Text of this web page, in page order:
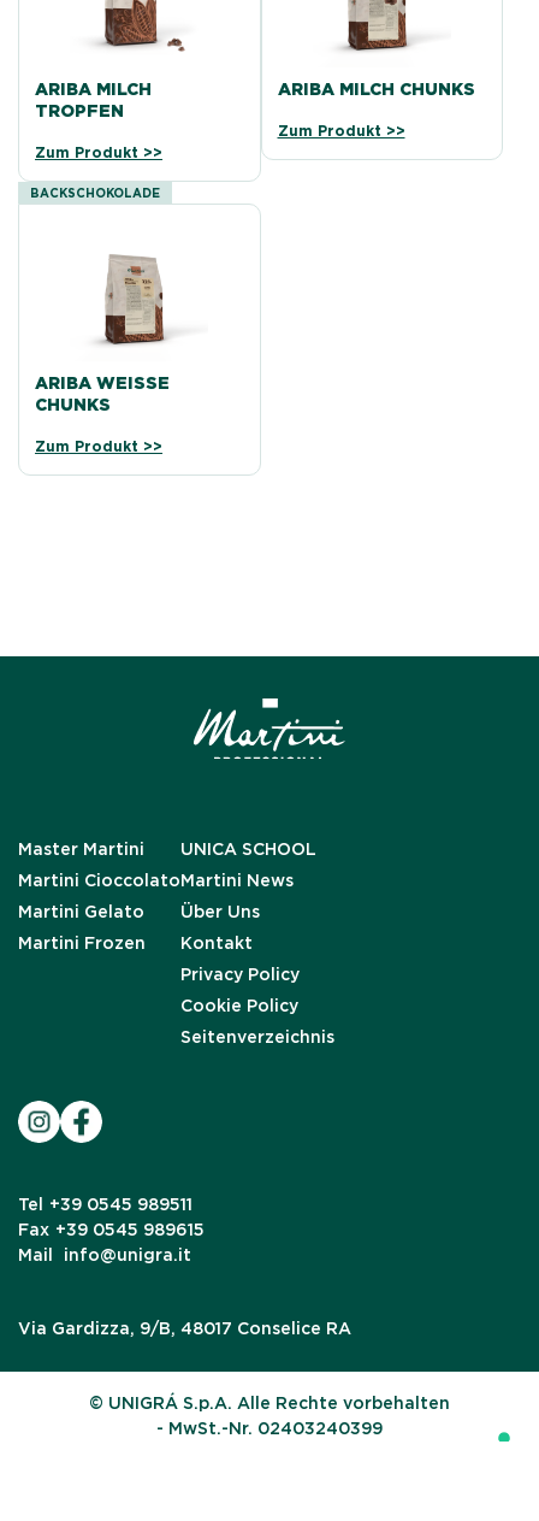
ARIBA MILCH
TROPFEN
Zum Produkt >>
ARIBA MILCH CHUNKS
Zum Produkt >>
BACKSCHOKOLADE
ARIBA WEISSE
CHUNKS
Zum Produkt >>
Master Martini
Martini Cioccolato
Martini Gelato
Martini Frozen
UNICA SCHOOL
Martini News
Über Uns
Kontakt
Privacy Policy
Cookie Policy
Seitenverzeichnis
Tel
+39 0545 989511
Fax +39 0545 989615
Mail
info@unigra.it
Via Gardizza, 9/B, 48017 Conselice RA
© UNIGRÁ S.p.A. Alle Rechte vorbehalten
- MwSt.-Nr. 02403240399